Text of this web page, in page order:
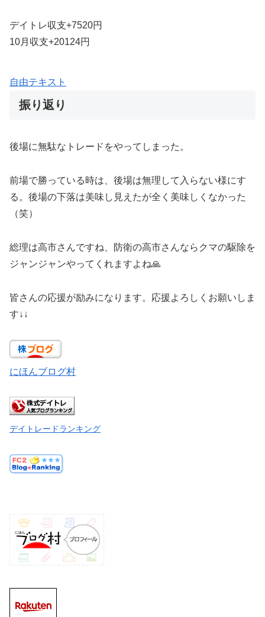
デイトレ収支+7520円
10月収支+20124円
自由テキスト
振り返り
後場に無駄なトレードをやってしまった。
前場で勝っている時は、後場は無理して入らない様にす
る。後場の下落は美味し見えたが全く美味しくなかった
（笑）
総理は高市さんですね、防衛の高市さんならクマの駆除を
ジャンジャンやってくれますよね🙏
皆さんの応援が励みになります。応援よろしくお願いしま
す↓↓
にほんブログ村
デイトレードランキング